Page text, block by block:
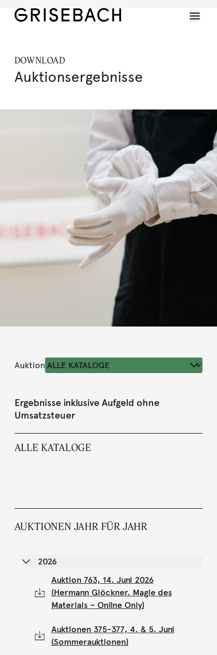
DOWNLOAD
Auktionsergebnisse
Auktion
Ergebnisse inklusive Aufgeld ohne
Umsatzsteuer
ALLE KATALOGE
AUKTIONEN JAHR FÜR JAHR
2026
Auktion 763, 14. Juni 2026
(Hermann Glöckner. Magie des
Materials – Online Only)
Auktionen 375-377, 4. & 5. Juni
(Sommerauktionen)